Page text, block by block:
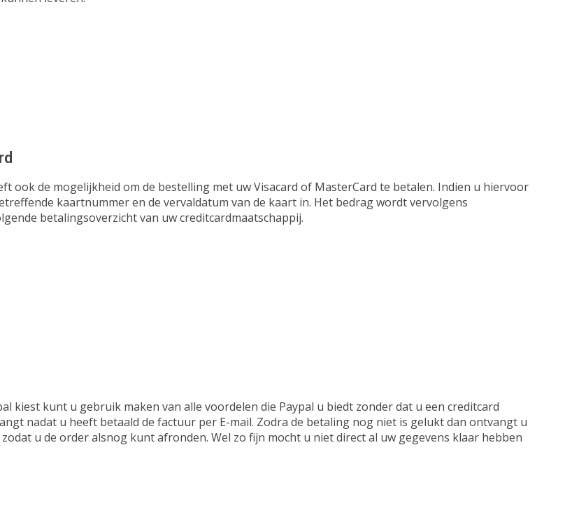
ook de mogelijkheid om de bestelling met uw Visacard of MasterCard te betalen. Indien u hiervoor
kaartnummer en de vervaldatum van de kaart in. Het bedrag wordt vervolgens
betalingsoverzicht van uw creditcardmaatschappij.
kiest kunt u gebruik maken van alle voordelen die Paypal u biedt zonder dat u een creditcard
nadat u heeft betaald de factuur per E-mail. Zodra de betaling nog niet is gelukt dan ontvangt u
u de order alsnog kunt afronden. Wel zo fijn mocht u niet direct al uw gegevens klaar hebben